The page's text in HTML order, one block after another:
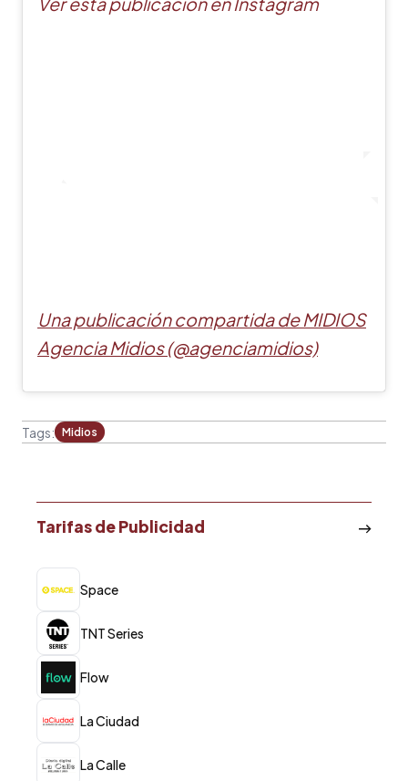
Una publicación compartida de MIDIOS
Agencia Midios (@agenciamidios)
Tags: Midios
Tarifas de Publicidad
Space
TNT Series
Flow
La Ciudad
La Calle